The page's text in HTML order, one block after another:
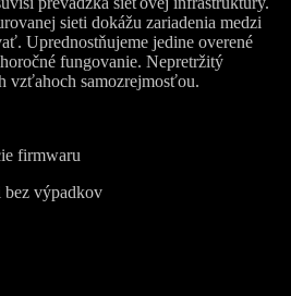
sieti dokážu zariadenia medzi
Uprednostňujeme jedine overené
fungovanie. Nepretržitý
vzťahoch samozrejmosťou.
firmwaru
výpadkov